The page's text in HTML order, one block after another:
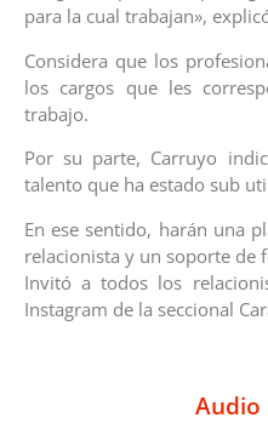
para la cual trabajan»,
Considera que los
los cargos que les
trabajo.
Por su parte, Carruyo
talento que ha estado sub
En ese sentido, harán una
relacionista y un soporte de
Invitó a todos los
Instagram de la seccional
Audio